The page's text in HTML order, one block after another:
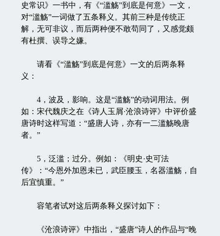
史常识》一书中，有《“滥觞”到底是何意》一文，
对“滥觞”一词做了五条释义。其前三种是传统正
解，无可非议，而后两种便不敢苟同了，又感觉颇
有杜撰、误导之嫌。
请看《“滥觞”到底是何意》一文的后两条释
义：
4，波及，影响。这是“滥觞”的动词用法。例
如：宋代魏庆之在《诗人玉屑·沧浪诗评》中评价盛
唐诗时这样写道：“盛唐人诗，亦有一二滥觞晚唐
者。”
5，泛滥；过分。例如：《明史·史可法
传》：“今恩外加恩未已，武臣腰玉，名器滥觞，自
后宜慎重。”
容笔者试对这后两条释义探讨如下：
《沧浪诗评》中指出，“盛唐”诗人的作品与“晚